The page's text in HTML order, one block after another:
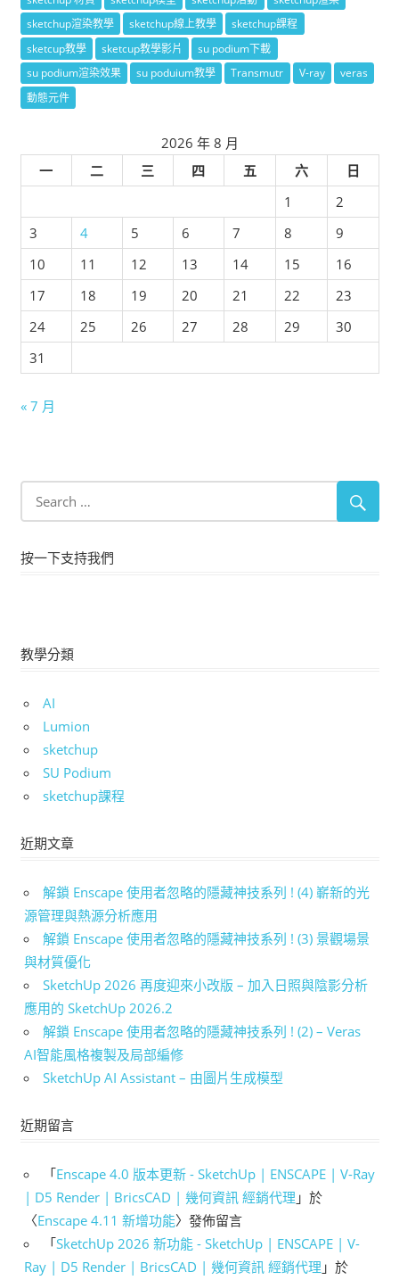
sketchup渲染教學
sketchup線上教學
sketchup課程
sketcup教學
sketcup教學影片
su podium下載
su podium渲染效果
su poduium教學 Transmutr V-ray
veras
動態元件
2026 年 8 月
一
二 三 四 五 六
日
1
2
3
4 5 6 7 8
9
10
11 12 13 14 15
16
17
18 19 20 21 22
23
24
25 26 27 28 29
30
31
« 7 月
按一下支持我們
教學分類
AI
Lumion
sketchup
SU Podium
sketchup課程
近期文章
解鎖 Enscape 使用者忽略的隱藏神技系列 ! (4) 嶄新的光
源管理與熱源分析應用
解鎖 Enscape 使用者忽略的隱藏神技系列 ! (3) 景觀場景
與材質優化
SketchUp 2026 再度迎來小改版 – 加入日照與陰影分析
應用的 SketchUp 2026.2
解鎖 Enscape 使用者忽略的隱藏神技系列 ! (2) – Veras
AI智能風格複製及局部編修
SketchUp AI Assistant – 由圖片生成模型
近期留言
「Enscape 4.0 版本更新 - SketchUp | ENSCAPE | V-Ray
| D5 Render | BricsCAD | 幾何資訊 經銷代理 」於
〈Enscape 4.11 新增功能〉發佈留言
「SketchUp 2026 新功能 - SketchUp | ENSCAPE | V-
Ray | D5 Render | BricsCAD | 幾何資訊 經銷代理 」於